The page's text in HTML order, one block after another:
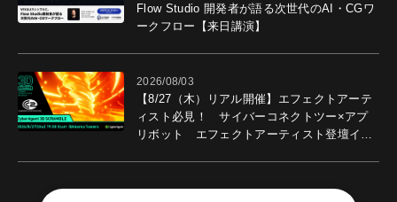
Flow Studio 開発者が語る次世代のAI・CGワ
ークフロー【来日講演】
2026/08/03
【8/27（木）リアル開催】エフェクトアーテ
ィスト必見！ サイバーコネクトツー×アプ
リボット エフェクトアーティスト登壇イベ